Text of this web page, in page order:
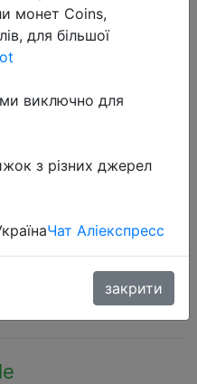
с
с принтом
монет Coins,
для більшої
виключно для
з різних джерел
Чат Аліекспресс
закрити